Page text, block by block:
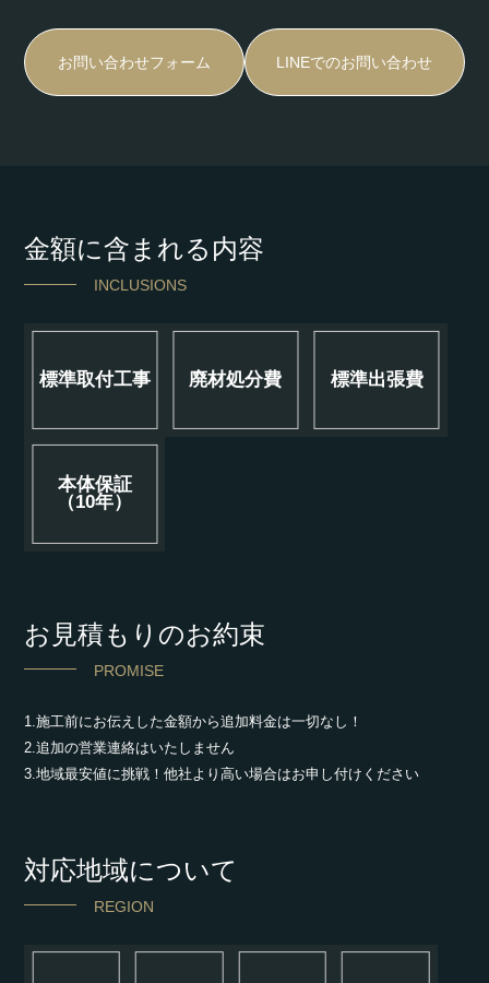
お問い合わせフォーム LINEでのお問い合わせ
金額に含まれる内容
INCLUSIONS
標準取付工事 廃材処分費 標準出張費
本体保証
（10年）
お見積もりのお約束
PROMISE
1.施工前にお伝えした金額から追加料金は一切なし！
2.追加の営業連絡はいたしません
3.地域最安値に挑戦！他社より高い場合はお申し付けください
対応地域について
REGION